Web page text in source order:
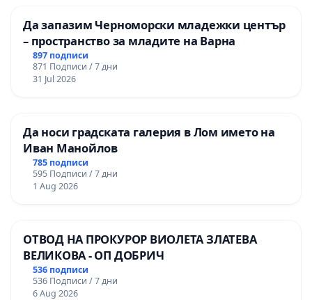
Да запазим Черноморски младежки център
– пространство за младите на Варна
897 подписи
871 Подписи / 7 дни
31 Jul 2026
Да носи градската галерия в Лом името на
Иван Манойлов
785 подписи
595 Подписи / 7 дни
1 Aug 2026
ОТВОД НА ПРОКУРОР ВИОЛЕТА ЗЛАТЕВА
ВЕЛИКОВА - ОП ДОБРИЧ
536 подписи
536 Подписи / 7 дни
6 Aug 2026